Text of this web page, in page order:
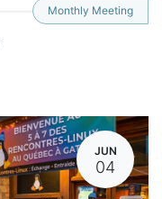
Monthly Meeting
JUN
04